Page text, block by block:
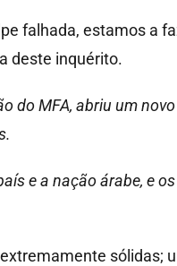
falhada, estamos a
deste inquérito.
do MFA, abriu um
e a nação árabe, e
sólidas;